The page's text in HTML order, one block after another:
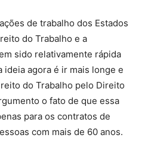
de trabalho dos Estados
do Trabalho e a
sido relativamente rápida
agora é ir mais longe e
do Trabalho pelo Direito
o fato de que essa
para os contratos de
com mais de 60 anos.